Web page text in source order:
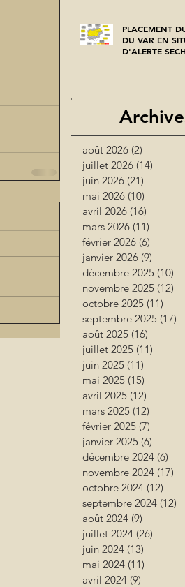
PLACEMENT
DU VAR EN
D'ALERTE
août 2026 (2)
juillet 2026 (14)
juin 2026 (21)
mai 2026 (10)
avril 2026 (16)
mars 2026 (11)
février 2026 (6)
janvier 2026 (9)
décembre 2025 (10)
novembre 2025 (12)
octobre 2025 (11)
septembre 2025 (17)
août 2025 (16)
juillet 2025 (11)
juin 2025 (11)
mai 2025 (15)
avril 2025 (12)
mars 2025 (12)
février 2025 (7)
janvier 2025 (6)
décembre 2024 (6)
novembre 2024 (17)
octobre 2024 (12)
septembre 2024 (12)
août 2024 (9)
juillet 2024 (26)
juin 2024 (13)
mai 2024 (11)
avril 2024 (9)